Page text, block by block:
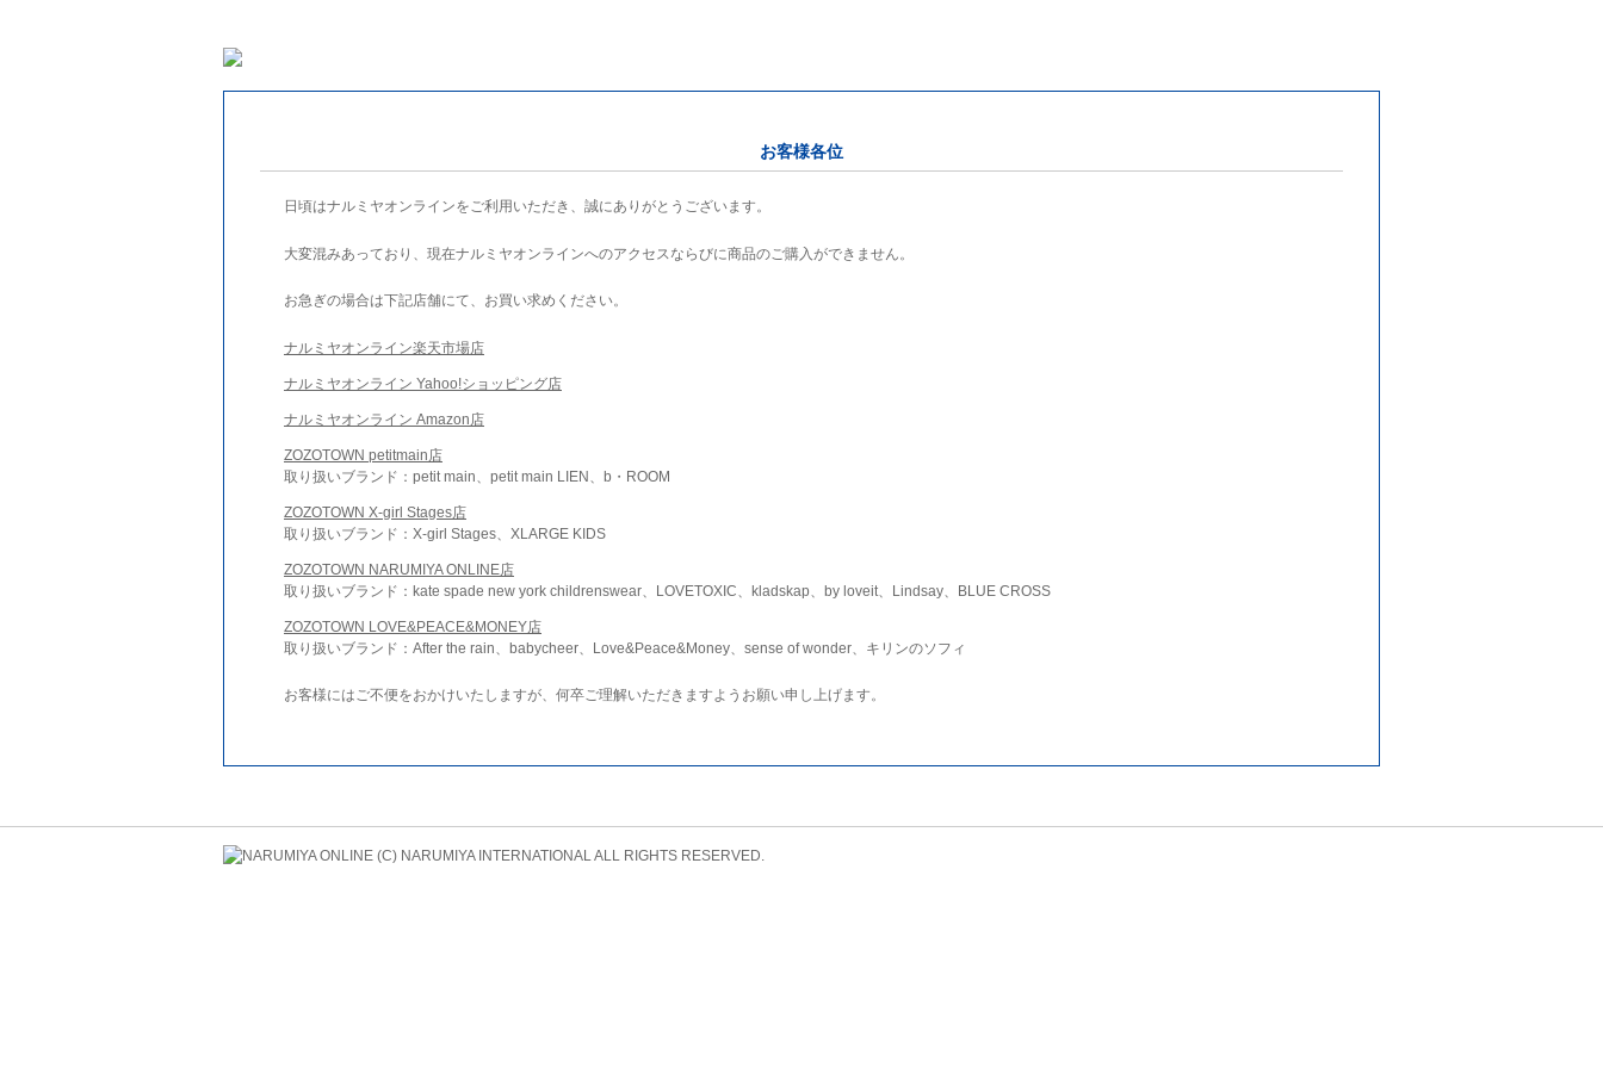
お客様各位
日頃はナルミヤオンラインをご利用いただき、誠にありがとうございます。
大変混みあっており、現在ナルミヤオンラインへのアクセスならびに商品のご購入ができません。
お急ぎの場合は下記店舗にて、お買い求めください。
ナルミヤオンライン楽天市場店
ナルミヤオンライン Yahoo!ショッピング店
ナルミヤオンライン Amazon店
ZOZOTOWN petitmain店
取り扱いブランド：petit main、petit main LIEN、b・ROOM
ZOZOTOWN X-girl Stages店
取り扱いブランド：X-girl Stages、XLARGE KIDS
ZOZOTOWN NARUMIYA ONLINE店
取り扱いブランド：kate spade new york childrenswear、LOVETOXIC、kladskap、by loveit、Lindsay、BLUE CROSS
ZOZOTOWN LOVE&PEACE&MONEY店
取り扱いブランド：After the rain、babycheer、Love&Peace&Money、sense of wonder、キリンのソフィ
お客様にはご不便をおかけいたしますが、何卒ご理解いただきますようお願い申し上げます。